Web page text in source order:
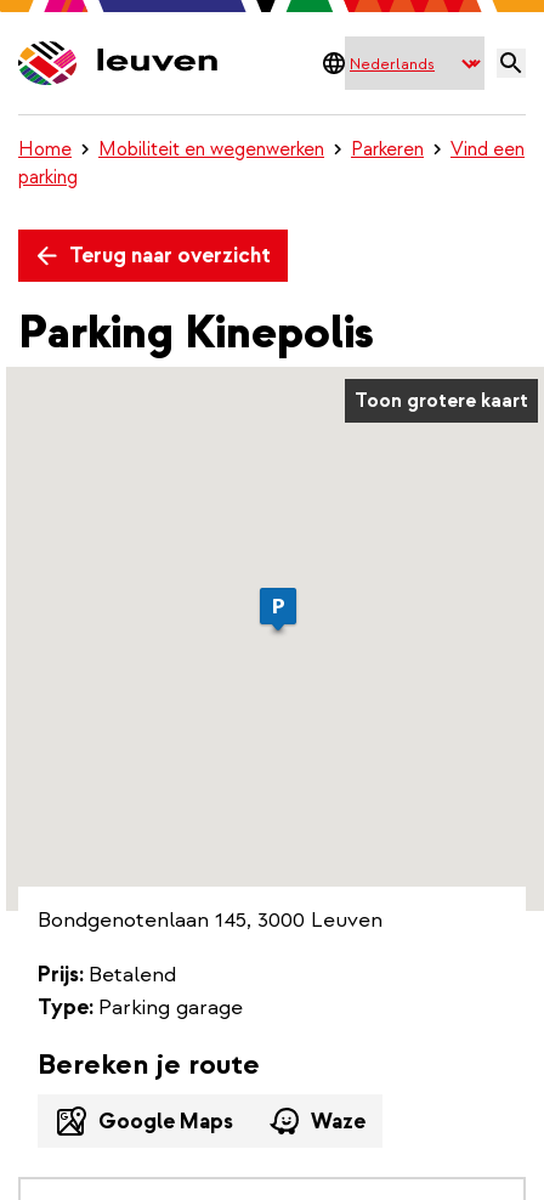
Home Mobiliteit en wegenwerken Parkeren
Vind een
parking
Terug naar overzicht
Parking Kinepolis
Bondgenotenlaan 145, 3000 Leuven
Prijs: Betalend
Type: Parking garage
Bereken je route
Google Maps Waze
Toon grotere kaart